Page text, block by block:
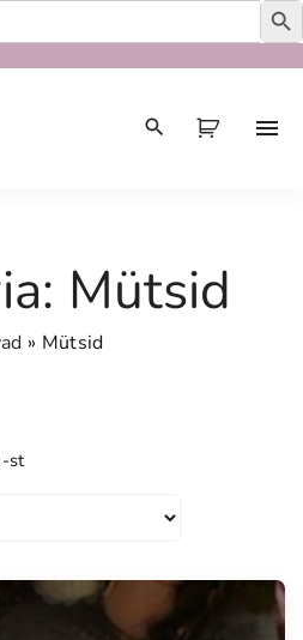
Mütsid
» Mütsid
st